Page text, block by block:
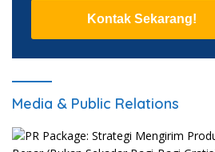
Kontak Sekarang!
Media & Public Relations